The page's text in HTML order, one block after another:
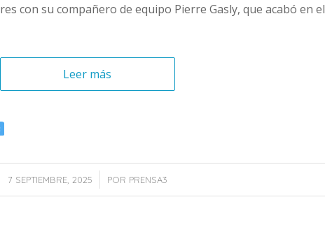
con su compañero de equipo Pierre Gasly, que acabó en el
Leer más
7 SEPTIEMBRE, 2025
/ POR PRENSA3